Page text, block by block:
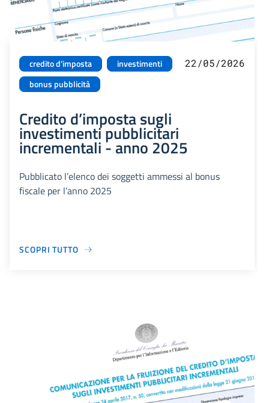
credito d'imposta
investimenti
bonus pubblicità
22/05/2026
Credito d’imposta sugli
investimenti pubblicitari
incrementali - anno 2025
Pubblicato l’elenco dei soggetti ammessi al bonus
fiscale per l’anno 2025
SCOPRI TUTTO